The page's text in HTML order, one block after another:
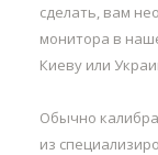
сделать, вам
монитора в
Киеву или
Обычно
из